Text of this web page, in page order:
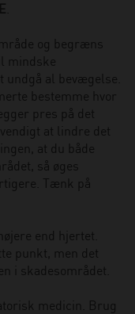
.
og begræns
mindske
undgå al bevægelse.
bestemme hvor
pres på det
at lindre det
at du både
så øges
Tænk på
end hjertet.
punkt, men det
i skadesområdet.
medicin. Brug